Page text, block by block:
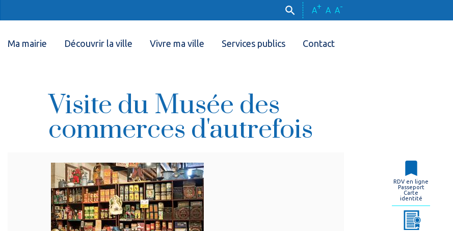
A+ A A-
Ma mairie Découvrir la ville Vivre ma ville Services publics Contact
Visite du Musée des
commerces d'autrefois
RDV en ligne
Passeport
Carte
identité